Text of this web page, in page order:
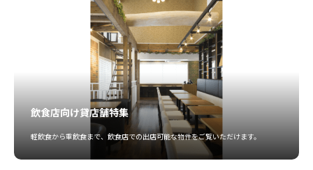
飲食店向け貸店舗特集
軽飲食から重飲食まで、飲食店での出店可能な物件をご覧いただけます。